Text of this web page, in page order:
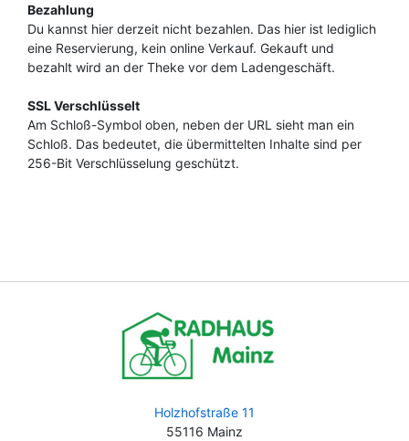
Bezahlung
Du kannst hier derzeit nicht bezahlen. Das hier ist lediglich
eine Reservierung, kein online Verkauf. Gekauft und
bezahlt wird an der Theke vor dem Ladengeschäft.
SSL Verschlüsselt
Am Schloß-Symbol oben, neben der URL sieht man ein
Schloß. Das bedeutet, die übermittelten Inhalte sind per
256-Bit Verschlüsselung geschützt.
Holzhofstraße 11
55116 Mainz